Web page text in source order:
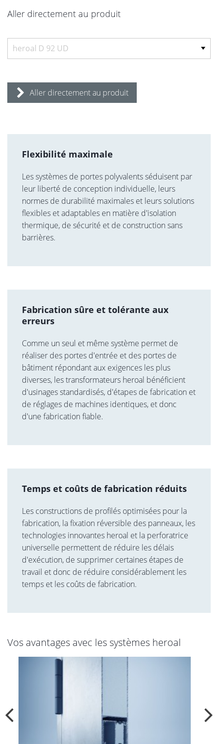
Aller directement au produit
Aller directement au produit
Flexibilité maximale
Les systèmes de portes polyvalents séduisent par
leur liberté de conception individuelle, leurs
normes de durabilité maximales et leurs solutions
flexibles et adaptables en matière d'isolation
thermique, de sécurité et de construction sans
barrières.
Fabrication sûre et tolérante aux
erreurs
Comme un seul et même système permet de
réaliser des portes d'entrée et des portes de
bâtiment répondant aux exigences les plus
diverses, les transformateurs heroal bénéficient
d'usinages standardisés, d'étapes de fabrication et
de réglages de machines identiques, et donc
d'une fabrication fiable.
Temps et coûts de fabrication réduits
Les constructions de profilés optimisées pour la
fabrication, la fixation réversible des panneaux, les
technologies innovantes heroal et la perforatrice
universelle permettent de réduire les délais
d'exécution, de supprimer certaines étapes de
travail et donc de réduire considérablement les
temps et les coûts de fabrication.
Vos avantages avec les systèmes heroal